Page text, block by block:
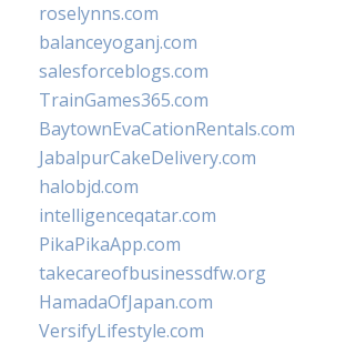
roselynns.com
balanceyoganj.com
salesforceblogs.com
TrainGames365.com
BaytownEvaCationRentals.com
JabalpurCakeDelivery.com
halobjd.com
intelligenceqatar.com
PikaPikaApp.com
takecareofbusinessdfw.org
HamadaOfJapan.com
VersifyLifestyle.com